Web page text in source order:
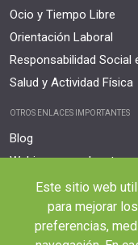
Ocio y Tiempo Libre
Orientación Laboral
Responsabilidad Social
Salud y Actividad Física
OTROS ENLACES IMPORTANTES
Blog
Webinars y podcast
Revista Innovación
Contexto Educativo
Desistir contrato aquí
Este sitio web
para mejorar
preferencias,